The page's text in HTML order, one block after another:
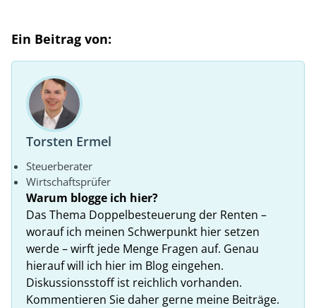
Ein Beitrag von:
Torsten Ermel
Steuerberater
Wirtschaftsprüfer
Warum blogge ich hier?
Das Thema Doppelbesteuerung der Renten –
worauf ich meinen Schwerpunkt hier setzen
werde – wirft jede Menge Fragen auf. Genau
hierauf will ich hier im Blog eingehen.
Diskussionsstoff ist reichlich vorhanden.
Kommentieren Sie daher gerne meine Beiträge.